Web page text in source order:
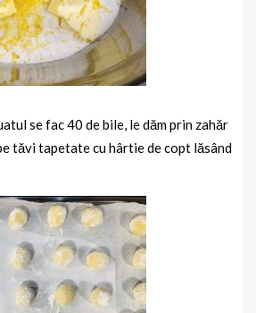
se fac 40 de bile, le dăm prin zahăr
tăvi tapetate cu hârtie de copt lăsând